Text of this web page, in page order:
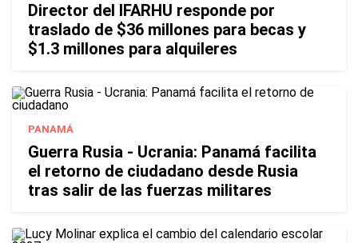
Director del IFARHU responde por
traslado de $36 millones para becas y
$1.3 millones para alquileres
PANAMÁ
Guerra Rusia - Ucrania: Panamá facilita
el retorno de ciudadano desde Rusia
tras salir de las fuerzas militares